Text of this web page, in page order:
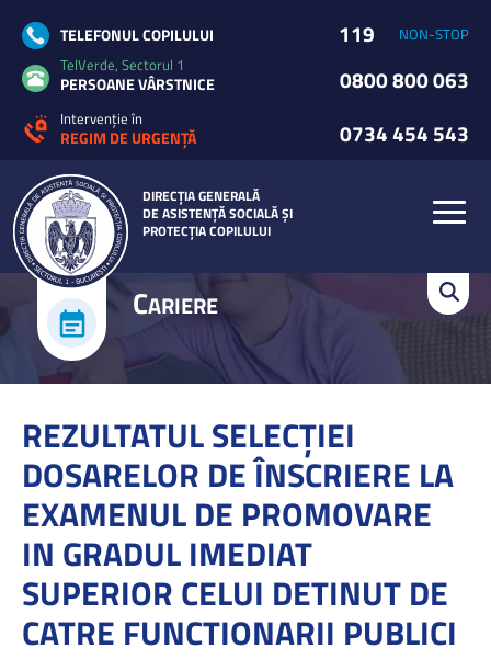
DIRECȚIA GENERALĂ
DE ASISTENȚĂ SOCIALĂ ȘI
PROTECȚIA COPILULUI
TELEFONUL COPILULUI 119
NON-STOP
TelVerde, Sectorul 1
PERSOANE VÂRSTNICE 0800 800 063
Intervenție în
REGIM DE URGENȚĂ 0734 454 543
CARIERE
REZULTATUL SELECŢIEI
DOSARELOR DE ÎNSCRIERE LA
EXAMENUL DE PROMOVARE
IN GRADUL IMEDIAT
SUPERIOR CELUI DETINUT DE
CATRE FUNCTIONARII PUBLICI